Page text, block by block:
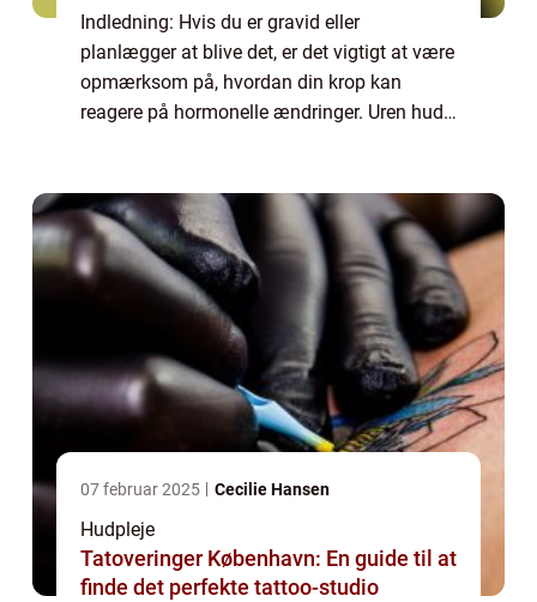
Indledning: Hvis du er gravid eller
planlægger at blive det, er det vigtigt at være
opmærksom på, hvordan din krop kan
reagere på hormonelle ændringer. Uren hud
fysiske...
07 februar 2025 Cecilie Hansen
Hudpleje
Tatoveringer København: En guide til at
finde det perfekte tattoo-studio